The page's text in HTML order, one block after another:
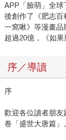
APP「臉萌」全
後創作了《肥志
一窩啾》等漫畫
超過20億，《如果
序／導讀
序
歡迎各位讀者朋友
卷「盛世大唐篇」